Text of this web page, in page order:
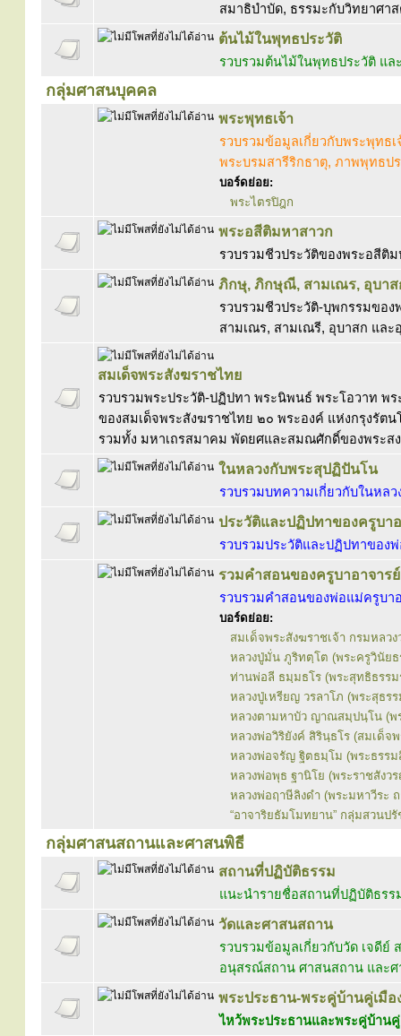
สมาธิบำบัด, ธรรมะกับวิทยาศา
ต้นไม้ในพุทธประวัติ
รวบรวมต้นไม้ในพุทธประวัติ แ
กลุ่มศาสนบุคคล
พระพุทธเจ้า
รวบรวมข้อมูลเกี่ยวกับพระพุทธ
พระบรมสารีริกธาตุ, ภาพพุทธป
บอร์ดย่อย:
พระไตรปิฎก
พระอสีติมหาสาวก
รวบรวมชีวประวัติของพระอสีติ
ภิกษุ, ภิกษุณี, สามเณร, อุบาส
รวบรวมชีวประวัติ-บุพกรรมขอ
สามเณร, สามเณรี, อุบาสก แล
สมเด็จพระสังฆราชไทย
รวบรวมพระประวัติ-ปฏิปทา พระนิพนธ์ พระโอวาท พร
ของสมเด็จพระสังฆราชไทย ๒๐ พระองค์ แห่งกรุงรัต
รวมทั้ง มหาเถรสมาคม พัดยศและสมณศักดิ์ของพระส
ในหลวงกับพระสุปฏิปันโน
รวบรวมบทความเกี่ยวกับในหล
ประวัติและปฏิปทาของครูบา
รวบรวมประวัติและปฏิปทาของ
รวมคำสอนของครูบาอาจารย์
รวบรวมคำสอนของพ่อแม่ครูบา
บอร์ดย่อย:
สมเด็จพระสังฆราชเจ้า กรมหล
หลวงปู่มั่น ภูริทตฺโต (พระครูวินัยธ
ท่านพ่อลี ธมฺมธโร (พระสุทธิธรรม
หลวงปู่เหรียญ วรลาโภ (พระสุธร
หลวงตามหาบัว ญาณสมฺปนฺโน (พ
หลวงพ่อวิริยังค์ สิรินฺธโร (สมเด็จ
หลวงพ่อจรัญ ฐิตธมฺโม (พระธรรม
หลวงพ่อพุธ ฐานิโย (พระราชสังว
หลวงพ่อฤาษีลิงดำ (พระมหาวีระ ถ
“อาจาริยธัมโมทยาน” กลุ่มสวน
กลุ่มศาสนสถานและศาสนพิธี
สถานที่ปฏิบัติธรรม
แนะนำรายชื่อสถานที่ปฏิบัติธรร
วัดและศาสนสถาน
รวบรวมข้อมูลเกี่ยวกับวัด เจดีย์
อนุสรณ์สถาน ศาสนสถาน และ
พระประธาน-พระคู่บ้านคู่เมือ
ไหว้พระประธานและพระคู่บ้าน